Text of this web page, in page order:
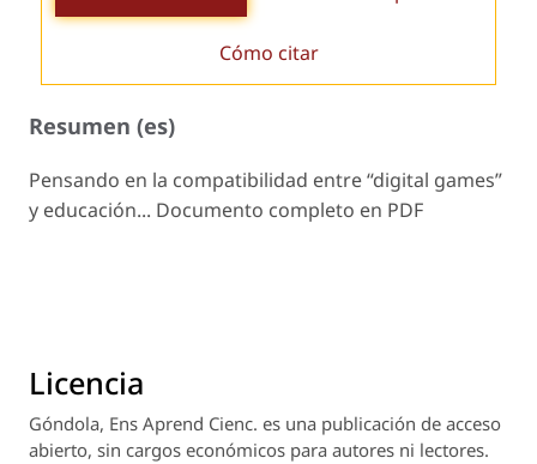
Cómo citar
Resumen (es)
Pensando en la compatibilidad entre “digital games”
y educación... Documento completo en PDF
Licencia
Góndola, Ens Aprend Cienc. es una publicación de acceso
abierto, sin cargos económicos para autores ni lectores.